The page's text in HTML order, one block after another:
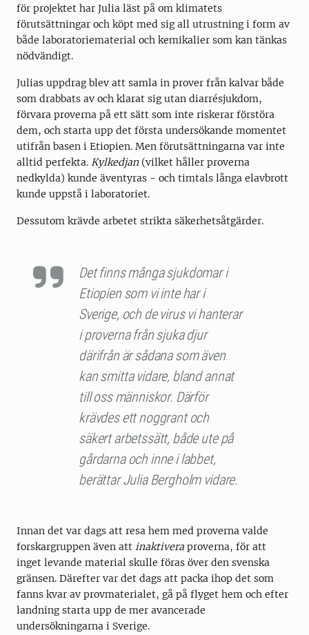
för projektet har Julia läst på om klimatets
förutsättningar och köpt med sig all utrustning i form av
både laboratoriematerial och kemikalier som kan tänkas
nödvändigt.
Julias uppdrag blev att samla in prover från kalvar både
som drabbats av och klarat sig utan diarrésjukdom,
förvara proverna på ett sätt som inte riskerar förstöra
dem, och starta upp det första undersökande momentet
utifrån basen i Etiopien. Men förutsättningarna var inte
alltid perfekta. Kylkedjan(vilket håller proverna
nedkylda) kunde äventyras - och timtals långa elavbrott
kunde uppstå i laboratoriet.
Dessutom krävde arbetet strikta säkerhetsåtgärder.
Det finns många sjukdomar i
Etiopien som vi inte har i
Sverige, och de virus vi hanterar
i proverna från sjuka djur
därifrån är sådana som även
kan smitta vidare, bland annat
till oss människor. Därför
krävdes ett noggrant och
säkert arbetssätt, både ute på
gårdarna och inne i labbet,
berättar Julia Bergholm vidare.
Innan det var dags att resa hem med proverna valde
forskargruppen även att inaktivera proverna, för att
inget levande material skulle föras över den svenska
gränsen. Därefter var det dags att packa ihop det som
fanns kvar av provmaterialet, gå på flyget hem och efter
landning starta upp de mer avancerade
undersökningarna i Sverige.